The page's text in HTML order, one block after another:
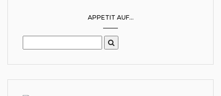
APPETIT AUF...